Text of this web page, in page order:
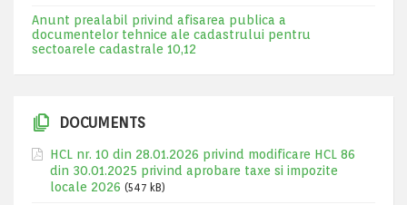
Anunt prealabil privind afisarea publica a
documentelor tehnice ale cadastrului pentru
sectoarele cadastrale 10,12
DOCUMENTS
HCL nr. 10 din 28.01.2026 privind modificare HCL 86
din 30.01.2025 privind aprobare taxe si impozite
locale 2026 (547 kB)